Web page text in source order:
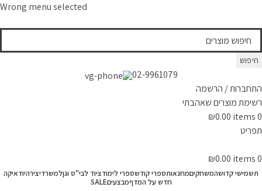
Wrong menu selected
חיפוש
02-9961079
התחברות / הרשמה
רשימת מוצרים שאהבתי
0
items
₪0.00
תפריט
0
items
₪0.00
תשמישי קדושהמשחקיםמחנאותספרי קודשספרי לימודציוד לבי"ס וגןלמשרדיצירהיודאיקה
חדש על המדףמבצעיםSALE